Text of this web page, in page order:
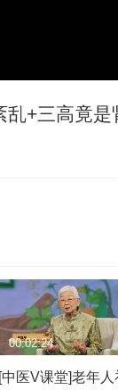
乱+三高竟是
[中医V课堂]老年人
00:02:24